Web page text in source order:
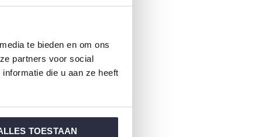
te bieden en om ons
partners voor social
die u aan ze heeft
TOESTAAN